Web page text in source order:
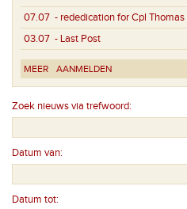
07.07 - rededication for Cpl
03.07 - Last Post
MEER AANMELDEN
Zoek nieuws via trefwoord:
Datum van:
Datum tot: